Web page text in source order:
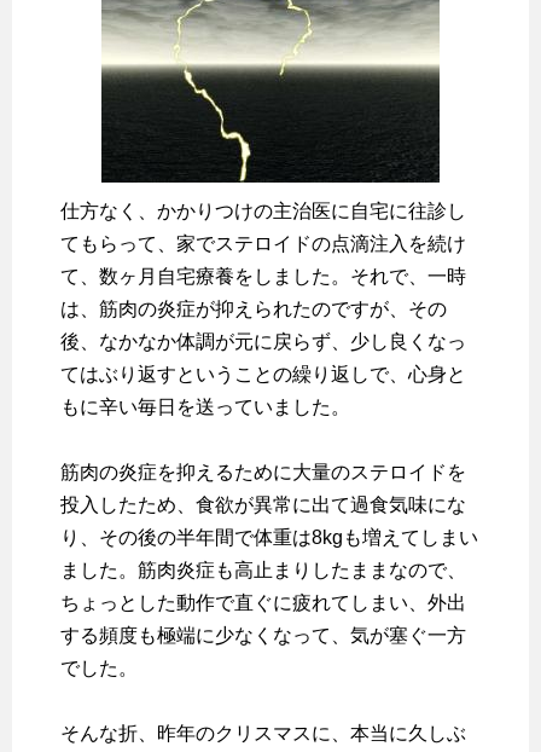
仕方なく、かかりつけの主治医に自宅に往診し
てもらって、家でステロイドの点滴注入を続け
て、数ヶ月自宅療養をしました。それで、一時
は、筋肉の炎症が抑えられたのですが、その
後、なかなか体調が元に戻らず、少し良くなっ
てはぶり返すということの繰り返しで、心身と
もに辛い毎日を送っていました。
筋肉の炎症を抑えるために大量のステロイドを
投入したため、食欲が異常に出て過食気味にな
り、その後の半年間で体重は8kgも増えてしまい
ました。筋肉炎症も高止まりしたままなので、
ちょっとした動作で直ぐに疲れてしまい、外出
する頻度も極端に少なくなって、気が塞ぐ一方
でした。
そんな折、昨年のクリスマスに、本当に久しぶ